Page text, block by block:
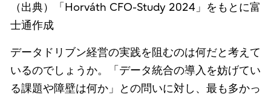
（出典）「Horváth CFO-Study 2024」をもとに富
士通作成
データドリブン経営の実践を阻むのは何だと考えて
いるのでしょうか。「データ統合の導入を妨げてい
る課題や障壁は何か」との問いに対し、最も多かっ